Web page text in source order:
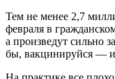
Тем не менее 2,7
февраля в
а произведут сильно
бы, вакцинируйся — и